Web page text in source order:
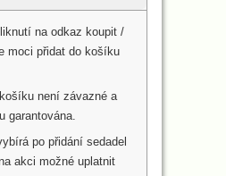
na odkaz koupit /
moci přidat do košíku
není závazné a
garantována.
po přidání sedadel
akci možné uplatnit